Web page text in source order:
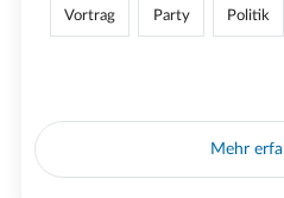
Vortrag Party Politik
Mehr